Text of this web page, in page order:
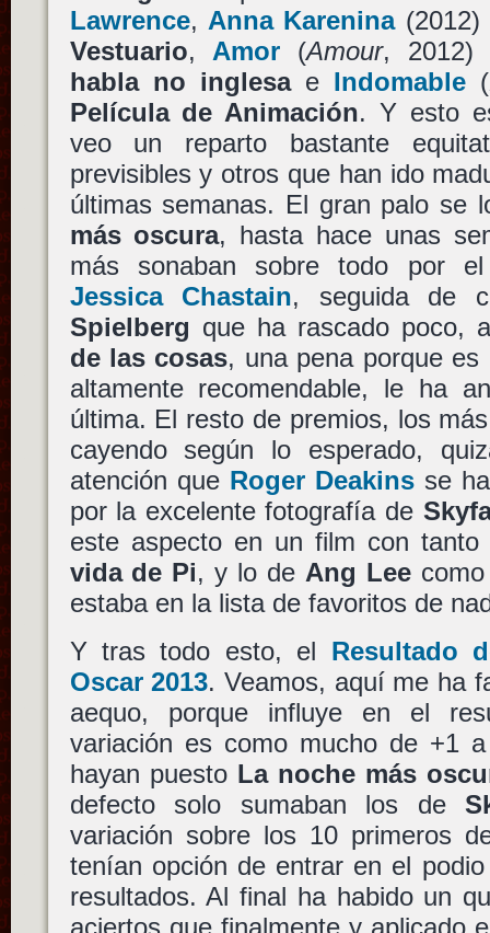
Lawrence, Anna Karenina(2012)
Vestuario, Amor (Amour,
habla no inglesae Indomable (
Película de Animación. Y esto
veo un reparto bastante
previsibles y otros que han ido
últimas semanas. El gran palo se
más oscura, hasta hace unas
más sonaban sobre todo por
Jessica Chastain, seguida de
Spielberg que ha rascado poco,
de las cosas, una pena porque
altamente recomendable, le ha
última. El resto de premios, los
cayendo según lo esperado,
atención que Roger Deakinsse
por la excelente fotografía de
este aspecto en un film con
vida de Pi, y lo de Ang Leecomo
estaba en la lista de favoritos de
Y tras todo esto, el Resultado
Oscar 2013. Veamos, aquí me ha
aequo, porque influye en el
variación es como mucho de +1
hayan puesto La noche más
defecto solo sumaban los de
variación sobre los 10 primeros
tenían opción de entrar en el
resultados. Al final ha habido un
aciertos que finalmente y aplicado